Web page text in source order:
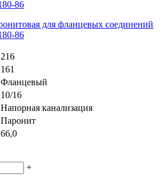
216
161
Фланцевый
10/16
Напорная канализация
Паронит
66,0
+